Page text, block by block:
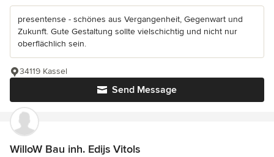
presentense - schönes aus Vergangenheit, Gegenwart und
Zukunft. Gute Gestaltung sollte vielschichtig und nicht nur
oberflächlich sein.
Send Message
34119 Kassel
WilloW Bau inh. Edijs Vitols